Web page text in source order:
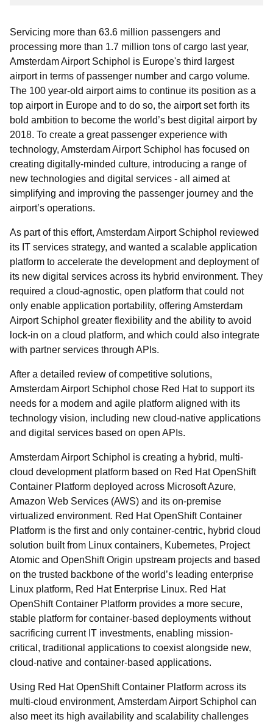
Servicing more than 63.6 million passengers and
processing more than 1.7 million tons of cargo last year,
Amsterdam Airport Schiphol is Europe's third largest
airport in terms of passenger number and cargo volume.
The 100 year-old airport aims to continue its position as a
top airport in Europe and to do so, the airport set forth its
bold ambition to become the world’s best digital airport by
2018. To create a great passenger experience with
technology, Amsterdam Airport Schiphol has focused on
creating digitally-minded culture, introducing a range of
new technologies and digital services - all aimed at
simplifying and improving the passenger journey and the
airport’s operations.
As part of this effort, Amsterdam Airport Schiphol reviewed
its IT services strategy, and wanted a scalable application
platform to accelerate the development and deployment of
its new digital services across its hybrid environment. They
required a cloud-agnostic, open platform that could not
only enable application portability, offering Amsterdam
Airport Schiphol greater flexibility and the ability to avoid
lock-in on a cloud platform, and which could also integrate
with partner services through APIs.
After a detailed review of competitive solutions,
Amsterdam Airport Schiphol chose Red Hat to support its
needs for a modern and agile platform aligned with its
technology vision, including new cloud-native applications
and digital services based on open APIs.
Amsterdam Airport Schiphol is creating a hybrid, multi-
cloud development platform based on Red Hat OpenShift
Container Platform deployed across Microsoft Azure,
Amazon Web Services (AWS) and its on-premise
virtualized environment. Red Hat OpenShift Container
Platform is the first and only container-centric, hybrid cloud
solution built from Linux containers, Kubernetes, Project
Atomic and OpenShift Origin upstream projects and based
on the trusted backbone of the world’s leading enterprise
Linux platform, Red Hat Enterprise Linux. Red Hat
OpenShift Container Platform provides a more secure,
stable platform for container-based deployments without
sacrificing current IT investments, enabling mission-
critical, traditional applications to coexist alongside new,
cloud-native and container-based applications.
Using Red Hat OpenShift Container Platform across its
multi-cloud environment, Amsterdam Airport Schiphol can
also meet its high availability and scalability challenges